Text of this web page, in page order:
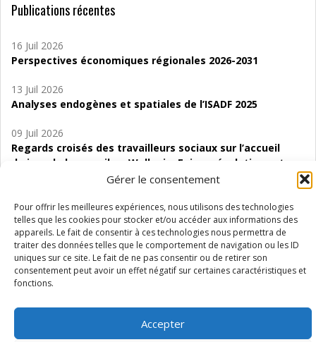
Gérer le consentement
Pour offrir les meilleures expériences, nous utilisons des technologies
telles que les cookies pour stocker et/ou accéder aux informations des
appareils. Le fait de consentir à ces technologies nous permettra de
traiter des données telles que le comportement de navigation ou les ID
uniques sur ce site. Le fait de ne pas consentir ou de retirer son
consentement peut avoir un effet négatif sur certaines caractéristiques et
fonctions.
Accepter
Publications récentes
16 Juil 2026
Perspectives économiques régionales 2026-2031
13 Juil 2026
Analyses endogènes et spatiales de l’ISADF 2025
09 Juil 2026
Regards croisés des travailleurs sociaux sur l’accueil
de jour de bas seuil en Wallonie. Enjeux, évolutions et
06 Juil 2026
Étude d’évaluabilité des Structures
d’accompagnement à l’autocréation d’emploi (SAACE)
01 Juil 2026
Pénurie du personnel infirmier :quels indicateurs
Wallonie ?